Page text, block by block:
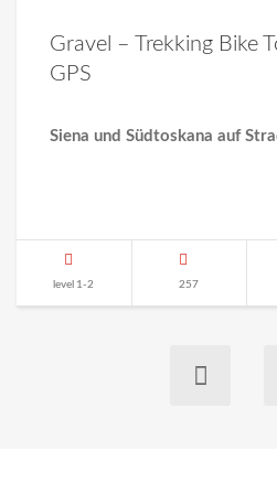
Gravel – Trekking Bike
GPS
Siena und Südtoskana auf
level 1-2 257